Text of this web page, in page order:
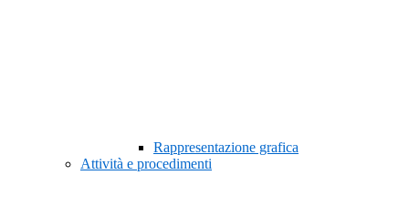
Rappresentazione grafica
Attività e procedimenti